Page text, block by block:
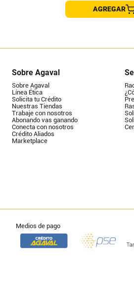
AGREGAR
Sobre Agaval
Sobre Agaval
Línea Ética
Solicita tu Crédito
Nuestras Tiendas
Trabaje con nosotros
Abonando vas ganando
Conecta con nosotros
Crédito Aliados
Marketplace
Medios de pago